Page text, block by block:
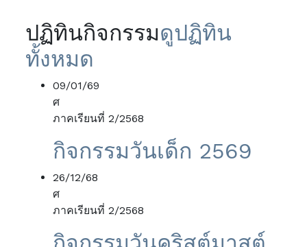
ปฏิทินกิจกรรมดูปฏิทิน
ทั้งหมด
09/01/69
ศ
ภาคเรียนที่ 2/2568
กิจกรรมวันเด็ก 2569
26/12/68
ศ
ภาคเรียนที่ 2/2568